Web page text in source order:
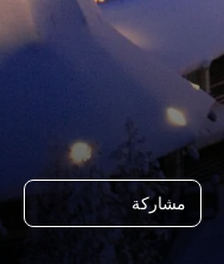
مشاركة